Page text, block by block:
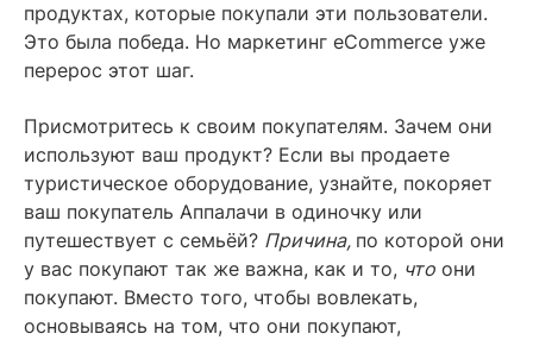
продуктах, которые покупали эти пользователи.
Это была победа. Но маркетинг eCommerce уже
перерос этот шаг.
Присмотритесь к своим покупателям. Зачем они
используют ваш продукт? Если вы продаете
туристическое оборудование, узнайте, покоряет
ваш покупатель Аппалачи в одиночку или
путешествует с семьёй? Причина, по которой они
у вас покупают так же важна, как и то, что они
покупают. Вместо того, чтобы вовлекать,
основываясь на том, что они покупают,